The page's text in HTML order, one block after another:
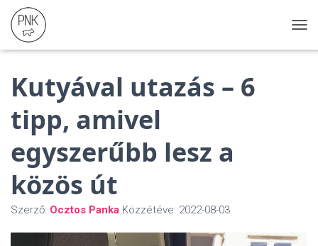
A
Kutyával utazás – 6
tipp, amivel
egyszerűbb lesz a
közös út
Szerző: Ocztos Panka Közzétéve: 2022-08-03